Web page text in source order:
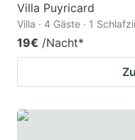
Villa Puyricard
Villa · 4 Gäste · 1
19€ /Nacht*